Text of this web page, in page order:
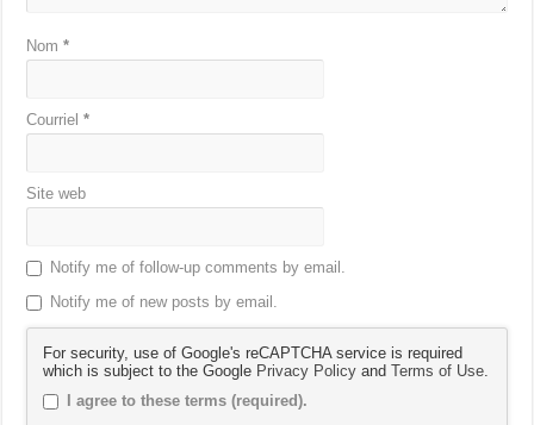
Nom*
Courriel*
Site web
Notify me of follow-up comments by email.
Notify me of new posts by email.
For security, use of Google's reCAPTCHA service is required
which is subject to the Google Privacy Policy andTerms of Use.
I agree to these terms (required).